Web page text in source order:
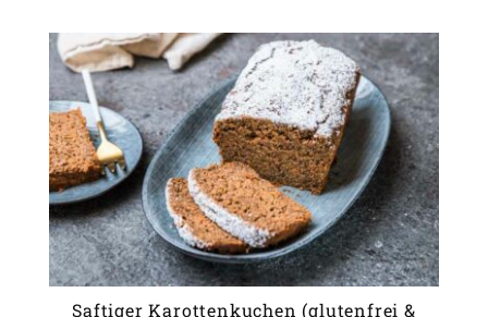
Saftiger Karottenkuchen (glutenfrei &